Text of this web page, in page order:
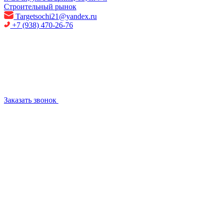
Строительный рынок
Targetsochi21@yandex.ru
+7 (938) 470-26-76
Заказать звонок